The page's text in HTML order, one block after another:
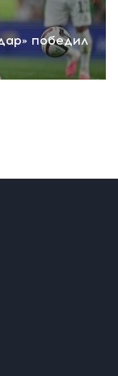
победил